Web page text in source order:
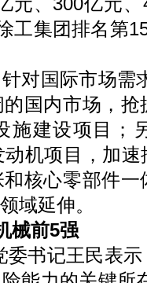
工集团排名第
国际市场需
国内市场，
施建设项目；
机项目，加
核心零部件
域延伸。
械前5强
书记王民表示